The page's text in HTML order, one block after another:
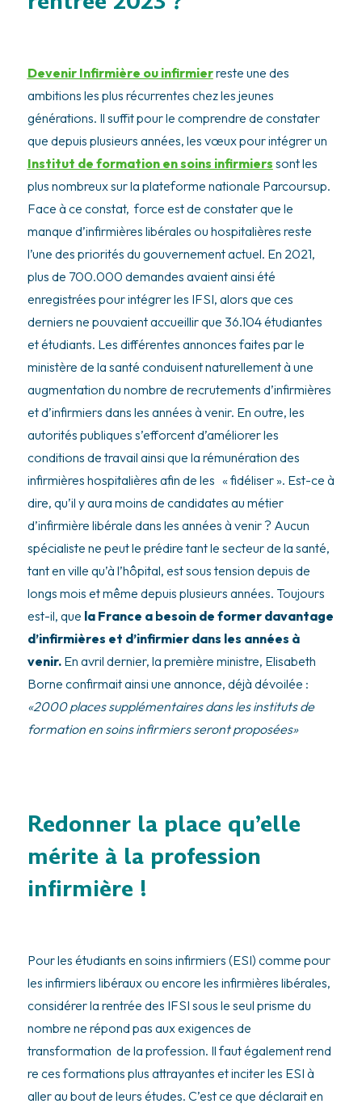
Devenir Infirmière ou infirmierreste une des
ambitions les plus récurrentes chez les jeunes
générations. Il suffit pour le comprendre de constater
que depuis plusieurs années, les vœux pour intégrer un
Institut de formation en soins infirmiers sont les
plus nombreux sur la plateforme nationale Parcoursup.
Face à ce constat, force est de constater que le
manque d’infirmières libérales ou hospitalières reste
l’une des priorités du gouvernement actuel. En 2021,
plus de 700.000 demandes avaient ainsi été
enregistrées pour intégrer les IFSI, alors que ces
derniers ne pouvaient accueillir que 36.104 étudiantes
et étudiants. Les différentes annonces faites par le
ministère de la santé conduisent naturellement à une
augmentation du nombre de recrutements d’infirmières
et d’infirmiers dans les années à venir. En outre, les
autorités publiques s’efforcent d’améliorer les
conditions de travail ainsi que la rémunération des
infirmières hospitalières afin de les « fidéliser ». Est-ce à
dire, qu’il y aura moins de candidates au métier
d’infirmière libérale dans les années à venir ? Aucun
spécialiste ne peut le prédire tant le secteur de la santé,
tant en ville qu’à l’hôpital, est sous tension depuis de
longs mois et même depuis plusieurs années. Toujours
est-il, que la France a besoin de former davantage
d’infirmières et d’infirmier dans les années à
venir.En avril dernier, la première ministre, Elisabeth
Borne confirmait ainsi une annonce, déjà dévoilée :
«2000 places supplémentaires dans les instituts de
formation en soins infirmiers seront proposées»
Redonner la place qu’elle
mérite à la profession
infirmière !
Pour les étudiants en soins infirmiers (ESI) comme pour
les infirmiers libéraux ou encore les infirmières libérales,
considérer la rentrée des IFSI sous le seul prisme du
nombre ne répond pas aux exigences de
transformation de la profession. Il faut également rend
re ces formations plus attrayantes et inciter les ESI à
aller au bout de leurs études. C’est ce que déclarait en